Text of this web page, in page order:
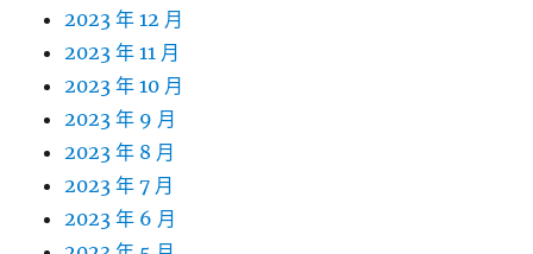
2023 年 12 月
2023 年 11 月
2023 年 10 月
2023 年 9 月
2023 年 8 月
2023 年 7 月
2023 年 6 月